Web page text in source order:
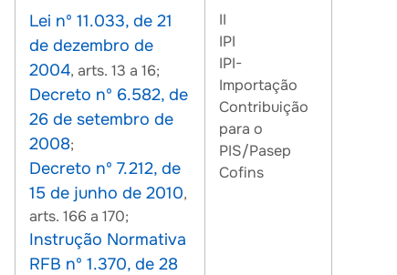
Lei nº 11.033, de 21
de dezembro de
2004, arts. 13 a 16;
Decreto nº 6.582, de
26 de setembro de
2008;
Decreto nº 7.212, de
15 de junho de 2010,
arts. 166 a 170;
Instrução Normativa
RFB nº 1.370, de 28
II
IPI
IPI-
Importação
Contribuição
para o
PIS/Pasep
Cofins